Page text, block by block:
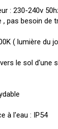
: 230-240v
, pas besoin de
( lumière du
le sol d'une
à l'eau : IP54